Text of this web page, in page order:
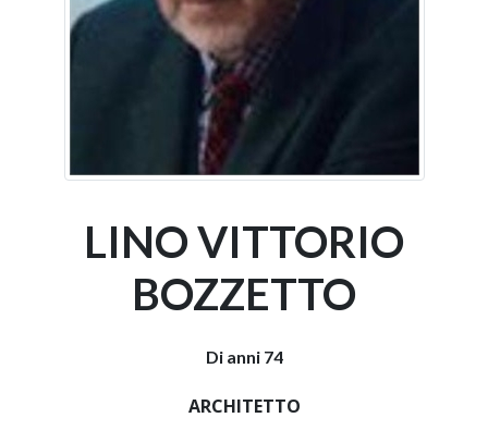
LINO VITTORIO
BOZZETTO
Di anni 74
ARCHITETTO